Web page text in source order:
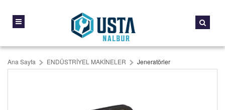
Ana Sayfa ENDÜSTRİYEL MAKİNELER Jeneratörler